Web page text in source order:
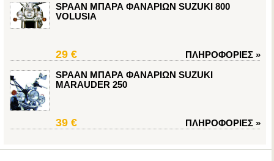
SPAAN ΜΠΑΡΑ ΦΑΝΑΡΙΩΝ SUZUKI 800
VOLUSIA
29 € ΠΛΗΡΟΦΟΡΙΕΣ »
SPAAN ΜΠΑΡΑ ΦΑΝΑΡΙΩΝ SUZUKI
MARAUDER 250
39 € ΠΛΗΡΟΦΟΡΙΕΣ »